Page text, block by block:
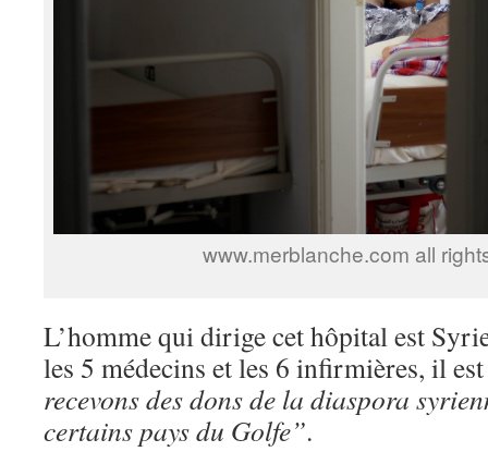
www.merblanche.com all
L’homme qui dirige cet hôpital est
les 5 médecins et les 6 infirmières, il
recevons des dons de la diaspora
certains pays du Golfe”.